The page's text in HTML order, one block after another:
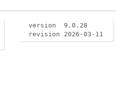
version 9.0.28
revision 2026-03-11